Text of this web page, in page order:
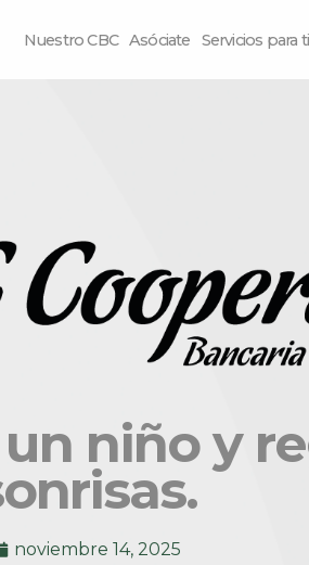
Nuestro CBC Asóciate Servicios para ti
niño y
noviembre 14, 2025